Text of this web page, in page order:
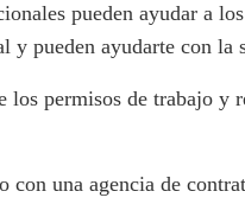
pueden ayudar a
y pueden ayudarte con
los permisos de trabajo
con una agencia de